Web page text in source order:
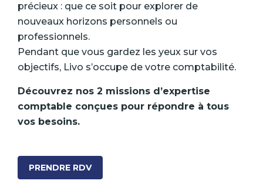
précieux : que ce soit pour explorer de
nouveaux horizons personnels ou
professionnels.
Pendant que vous gardez les yeux sur vos
objectifs, Livo s’occupe de votre comptabilité.
Découvrez nos 2 missions d’expertise
comptable conçues pour répondre à tous
vos besoins.
PRENDRE RDV